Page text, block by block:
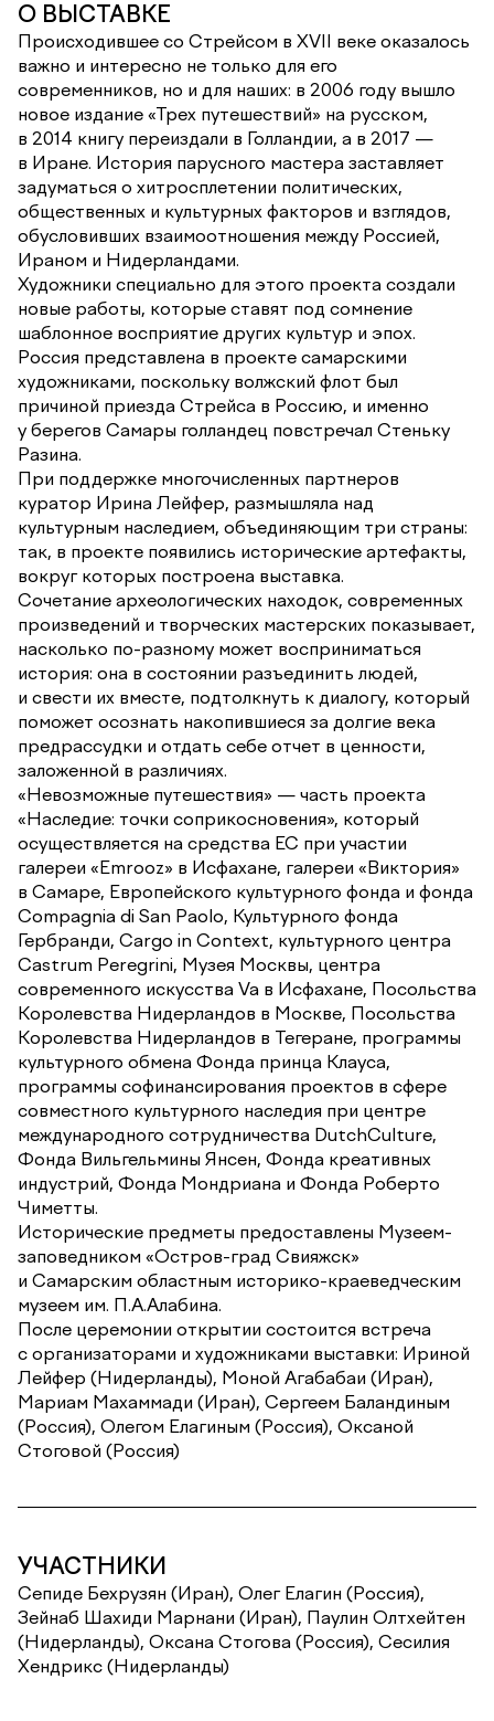
О ВЫСТАВКЕ
Происходившее со Стрейсом в XVII веке оказалось
важно и интересно не только для его
современников, но и для наших: в 2006 году вышло
новое издание «Трех путешествий» на русском,
в 2014 книгу переиздали в Голландии, а в 2017 —
в Иране. История парусного мастера заставляет
задуматься о хитросплетении политических,
общественных и культурных факторов и взглядов,
обусловивших взаимоотношения между Россией,
Ираном и Нидерландами.
Художники специально для этого проекта создали
новые работы, которые ставят под сомнение
шаблонное восприятие других культур и эпох.
Россия представлена в проекте самарскими
художниками, поскольку волжский флот был
причиной приезда Стрейса в Россию, и именно
у берегов Самары голландец повстречал Стеньку
Разина.
При поддержке многочисленных партнеров
куратор Ирина Лейфер, размышляла над
культурным наследием, объединяющим три страны:
так, в проекте появились исторические артефакты,
вокруг которых построена выставка.
Сочетание археологических находок, современных
произведений и творческих мастерских показывает,
насколько по-разному может восприниматься
история: она в состоянии разъединить людей,
и свести их вместе, подтолкнуть к диалогу, который
поможет осознать накопившиеся за долгие века
предрассудки и отдать себе отчет в ценности,
заложенной в различиях.
«Невозможные путешествия» — часть проекта
«Наследие: точки соприкосновения», который
осуществляется на средства ЕС при участии
галереи «Emrooz» в Исфахане, галереи «Виктория»
в Самаре, Европейского культурного фонда и фонда
Compagnia di San Paolo, Культурного фонда
Гербранди, Cargo in Context, культурного центра
Castrum Peregrini, Музея Москвы, центра
современного искусства Va в Исфахане, Посольства
Королевства Нидерландов в Москве, Посольства
Королевства Нидерландов в Тегеране, программы
культурного обмена Фонда принца Клауса,
программы софинансирования проектов в сфере
совместного культурного наследия при центре
международного сотрудничества DutchCulture,
Фонда Вильгельмины Янсен, Фонда креативных
индустрий, Фонда Мондриана и Фонда Роберто
Чиметты.
Исторические предметы предоставлены Музеем-
заповедником «Остров-град Свияжск»
и Самарским областным историко-краеведческим
музеем им. П.А.Алабина.
После церемонии открытии состоится встреча
с организаторами и художниками выставки: Ириной
Лейфер (Нидерланды), Моной Агабабаи (Иран),
Мариам Махаммади (Иран), Сергеем Баландиным
(Россия), Олегом Елагиным (Россия), Оксаной
Стоговой (Россия)
УЧАСТНИКИ
Сепиде Бехрузян (Иран), Олег Елагин (Россия),
Зейнаб Шахиди Марнани (Иран), Паулин Олтхейтен
(Нидерланды), Оксана Стогова (Россия), Сесилия
Хендрикс (Нидерланды)